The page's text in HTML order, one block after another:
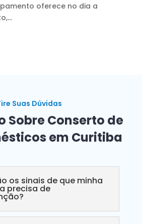
oferece no dia a
Suas Dúvidas
Sobre Conserto de
em Curitiba
os sinais de que minha
precisa de